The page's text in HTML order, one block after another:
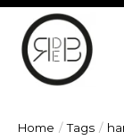
Home / Tags /